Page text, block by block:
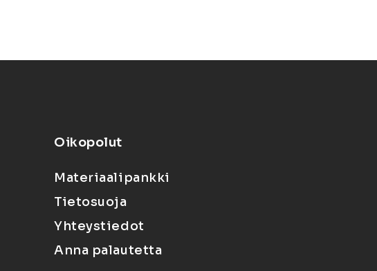
Oikopolut
Materiaalipankki
Tietosuoja
Yhteystiedot
Anna palautetta